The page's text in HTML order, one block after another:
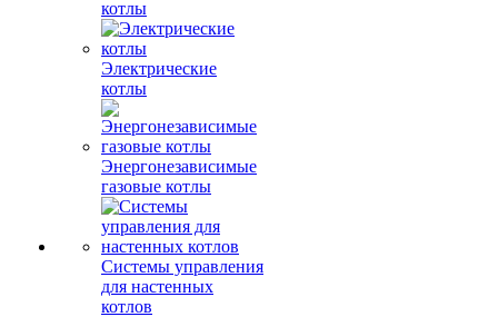
котлы
Электрические
котлы
Энергонезависимые
газовые котлы
Системы управления
для настенных
котлов